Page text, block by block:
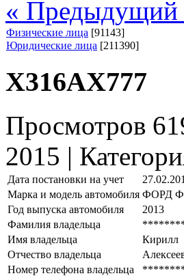
« Предыдущий
Физические лица [91143]
Юридические лица [211390]
Х316АХ777
Просмотров
2015 |
Дата постановки на учет
Марка и модель автомобиля ФОРД
Год выпуска автомобиля
2013
Фамилия владельца
Имя владельца
Кирилл
Отчество владельца
Номер телефона владельца